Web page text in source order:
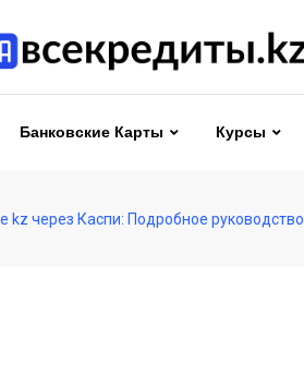
Банковские Карты Курсы
kz через Каспи: Подробное руководство